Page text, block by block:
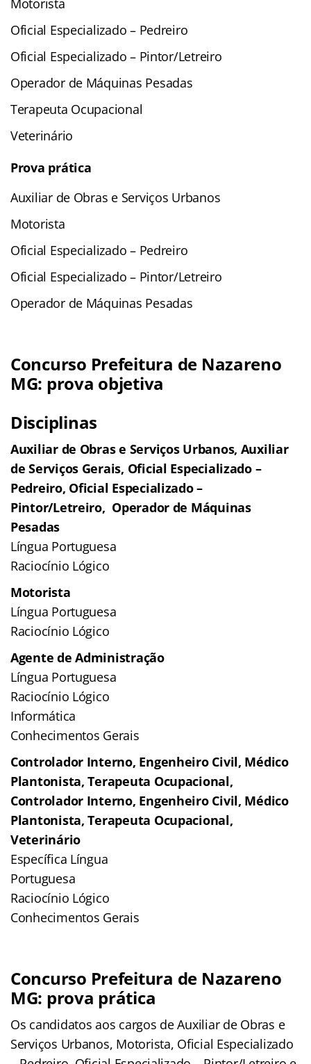
Motorista
Oficial Especializado – Pedreiro
Oficial Especializado – Pintor/Letreiro
Operador de Máquinas Pesadas
Terapeuta Ocupacional
Veterinário
Prova prática
Auxiliar de Obras e Serviços Urbanos
Motorista
Oficial Especializado – Pedreiro
Oficial Especializado – Pintor/Letreiro
Operador de Máquinas Pesadas
Concurso Prefeitura de Nazareno
MG: prova objetiva
Disciplinas
Auxiliar de Obras e Serviços Urbanos, Auxiliar
de Serviços Gerais, Oficial Especializado –
Pedreiro, Oficial Especializado –
Pintor/Letreiro, Operador de Máquinas
Pesadas
Língua Portuguesa
Raciocínio Lógico
Motorista
Língua Portuguesa
Raciocínio Lógico
Agente de Administração
Língua Portuguesa
Raciocínio Lógico
Informática
Conhecimentos Gerais
Controlador Interno, Engenheiro Civil, Médico
Plantonista, Terapeuta Ocupacional,
Controlador Interno, Engenheiro Civil, Médico
Plantonista, Terapeuta Ocupacional,
Veterinário
Específica Língua
Portuguesa
Raciocínio Lógico
Conhecimentos Gerais
Concurso Prefeitura de Nazareno
MG: prova prática
Os candidatos aos cargos de Auxiliar de Obras e
Serviços Urbanos, Motorista, Oficial Especializado